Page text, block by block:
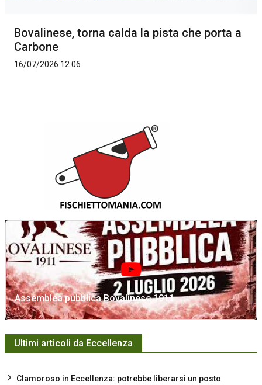
Bovalinese, torna calda la pista che porta a
Carbone
16/07/2026 12:06
Assemblea pubblica Bovalinese 1911
Ultimi articoli da Eccellenza
Clamoroso in Eccellenza: potrebbe liberarsi un posto